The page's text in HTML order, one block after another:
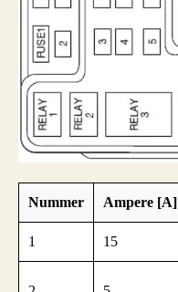
Nummer Ampere [A]
1 15